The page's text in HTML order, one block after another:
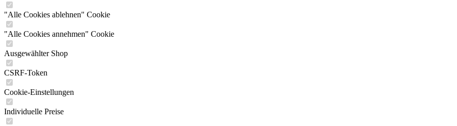
"Alle Cookies ablehnen" Cookie
"Alle Cookies annehmen" Cookie
Ausgewählter Shop
CSRF-Token
Cookie-Einstellungen
Individuelle Preise